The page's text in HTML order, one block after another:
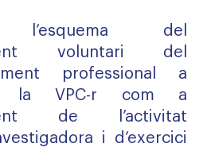
l’esquema del
voluntari del
professional a
la VPC-r com a
de l’activitat
i d’exercici